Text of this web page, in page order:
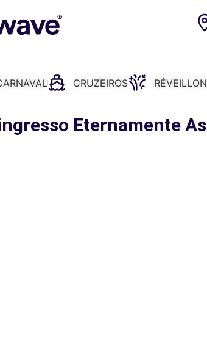
CRUZEIROS RÉVEILLON
Eternamente